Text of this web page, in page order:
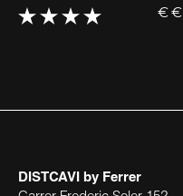
€€
DISTCAVI by Ferrer